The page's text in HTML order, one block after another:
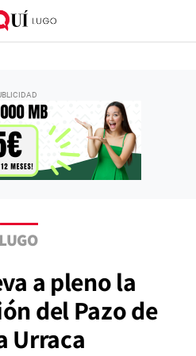
LUGO
a pleno la
del Pazo de
Urraca